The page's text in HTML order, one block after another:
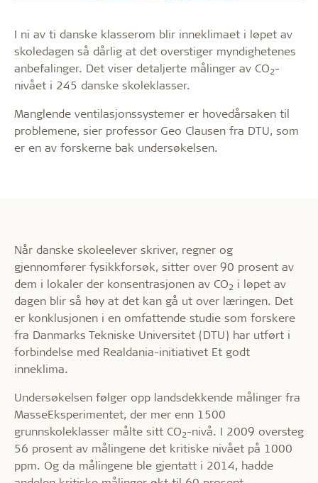
I ni av ti danske klasserom blir inneklimaet i løpet av
skoledagen så dårlig at det overstiger myndighetenes
anbefalinger. Det viser detaljerte målinger av CO2-
nivået i 245 danske skoleklasser.
Manglende ventilasjonssystemer er hovedårsaken til
problemene, sier professor Geo Clausen fra DTU, som
er en av forskerne bak undersøkelsen.
Når danske skoleelever skriver, regner og
gjennomfører fysikkforsøk, sitter over 90 prosent av
dem i lokaler der konsentrasjonen av CO2 i løpet av
dagen blir så høy at det kan gå ut over læringen. Det
er konklusjonen i en omfattende studie som forskere
fra Danmarks Tekniske Universitet (DTU) har utført i
forbindelse med Realdania-initiativet Et godt
inneklima.
Undersøkelsen følger opp landsdekkende målinger fra
MasseEksperimentet, der mer enn 1500
grunnskoleklasser målte sitt CO2-nivå. I 2009 oversteg
56 prosent av målingene det kritiske nivået på 1000
ppm. Og da målingene ble gjentatt i 2014, hadde